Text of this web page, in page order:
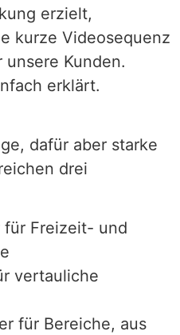
erzielt,
kurze Videosequenz
Kunden.
erklärt.
dafür aber starke
drei
für Freizeit- und
vertauliche
für Bereiche, aus